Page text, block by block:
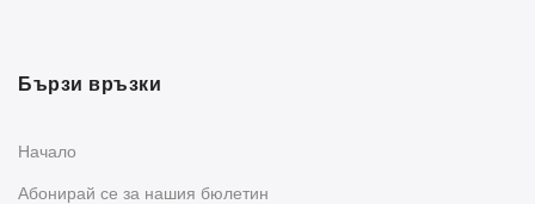
Бързи връзки
Начало
Абонирай се за нашия бюлетин